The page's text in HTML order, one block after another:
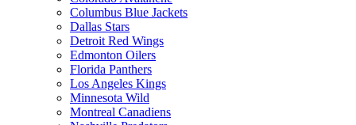
Columbus Blue Jackets
Dallas Stars
Detroit Red Wings
Edmonton Oilers
Florida Panthers
Los Angeles Kings
Minnesota Wild
Montreal Canadiens